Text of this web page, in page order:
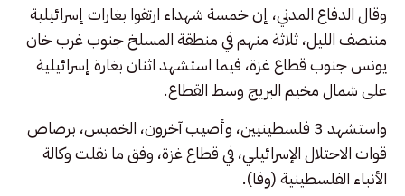
وقال الدفاع المدني، إن خمسة شهداء ارتقوا بغارات إسرائيلية
منتصف الليل، ثلاثة منهم في منطقة المسلخ جنوب غرب خان
يونس جنوب قطاع غزة، فيما استشهد اثنان بغارة إسرائيلية
على شمال مخيم البريج وسط القطاع.
واستشهد 3 فلسطينيين، وأصيب آخرون، الخميس، برصاص
قوات الاحتلال الإسرائيلي، في قطاع غزة، وفق ما نقلت وكالة
الأنباء الفلسطينية (وفا).